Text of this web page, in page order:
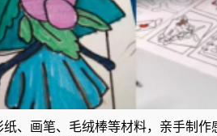
、画笔、毛绒棒等材料，亲手制